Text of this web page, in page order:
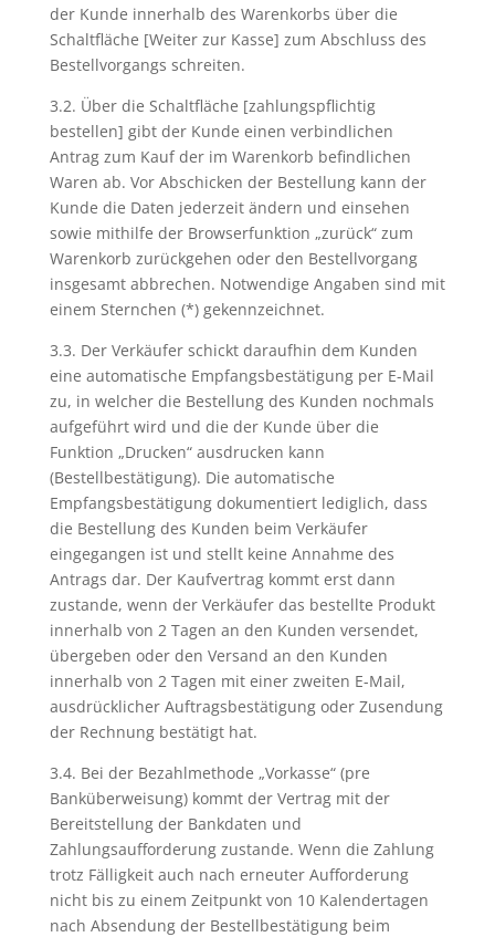
der Kunde innerhalb des Warenkorbs über die
Schaltfläche [Weiter zur Kasse] zum Abschluss des
Bestellvorgangs schreiten.
3.2. Über die Schaltfläche [zahlungspflichtig
bestellen] gibt der Kunde einen verbindlichen
Antrag zum Kauf der im Warenkorb befindlichen
Waren ab. Vor Abschicken der Bestellung kann der
Kunde die Daten jederzeit ändern und einsehen
sowie mithilfe der Browserfunktion „zurück“ zum
Warenkorb zurückgehen oder den Bestellvorgang
insgesamt abbrechen. Notwendige Angaben sind mit
einem Sternchen (*) gekennzeichnet.
3.3. Der Verkäufer schickt daraufhin dem Kunden
eine automatische Empfangsbestätigung per E-Mail
zu, in welcher die Bestellung des Kunden nochmals
aufgeführt wird und die der Kunde über die
Funktion „Drucken“ ausdrucken kann
(Bestellbestätigung). Die automatische
Empfangsbestätigung dokumentiert lediglich, dass
die Bestellung des Kunden beim Verkäufer
eingegangen ist und stellt keine Annahme des
Antrags dar. Der Kaufvertrag kommt erst dann
zustande, wenn der Verkäufer das bestellte Produkt
innerhalb von 2 Tagen an den Kunden versendet,
übergeben oder den Versand an den Kunden
innerhalb von 2 Tagen mit einer zweiten E-Mail,
ausdrücklicher Auftragsbestätigung oder Zusendung
der Rechnung bestätigt hat.
3.4. Bei der Bezahlmethode „Vorkasse“ (pre
Banküberweisung) kommt der Vertrag mit der
Bereitstellung der Bankdaten und
Zahlungsaufforderung zustande. Wenn die Zahlung
trotz Fälligkeit auch nach erneuter Aufforderung
nicht bis zu einem Zeitpunkt von 10 Kalendertagen
nach Absendung der Bestellbestätigung beim